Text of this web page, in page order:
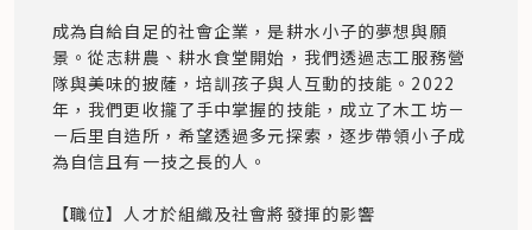
成為自給自足的社會企業，是耕水小子的夢想與願
景。從志耕農、耕水食堂開始，我們透過志工服務營
隊與美味的披薩，培訓孩子與人互動的技能。2022
年，我們更收攏了手中掌握的技能，成立了木工坊－
－后里自造所，希望透過多元探索，逐步帶領小子成
為自信且有一技之長的人。
【職位】人才於組織及社會將發揮的影響